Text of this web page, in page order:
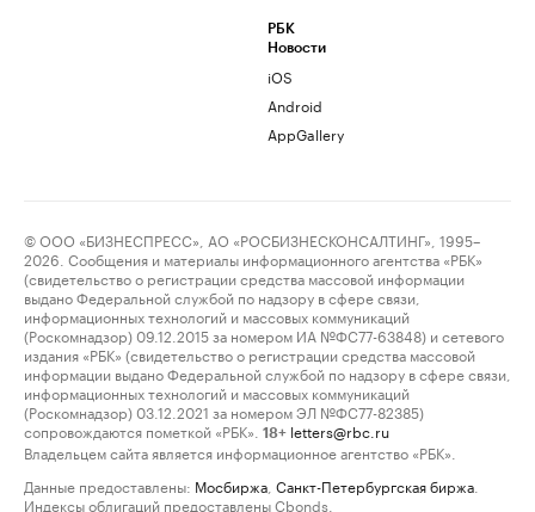
РБК
Новости
iOS
Android
AppGallery
© ООО «БИЗНЕСПРЕСС», АО «РОСБИЗНЕСКОНСАЛТИНГ», 1995–
2026. Сообщения и материалы информационного агентства «РБК»
(свидетельство о регистрации средства массовой информации
выдано Федеральной службой по надзору в сфере связи,
информационных технологий и массовых коммуникаций
(Роскомнадзор) 09.12.2015 за номером ИА №ФС77-63848) и сетевого
издания «РБК» (свидетельство о регистрации средства массовой
информации выдано Федеральной службой по надзору в сфере связи,
информационных технологий и массовых коммуникаций
(Роскомнадзор) 03.12.2021 за номером ЭЛ №ФС77-82385)
сопровождаются пометкой «РБК».
18+ letters@rbc.ru
Владельцем сайта является информационное агентство «РБК».
Данные предоставлены: Мосбиржа Санкт-Петербургская биржа
Индексы облигаций предоставлены Cbonds.